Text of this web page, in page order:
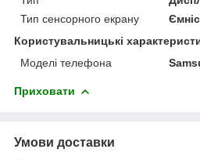
Тип сенсорного екрану
Користувальницькі
Моделі телефона
Приховати
Умови доставки